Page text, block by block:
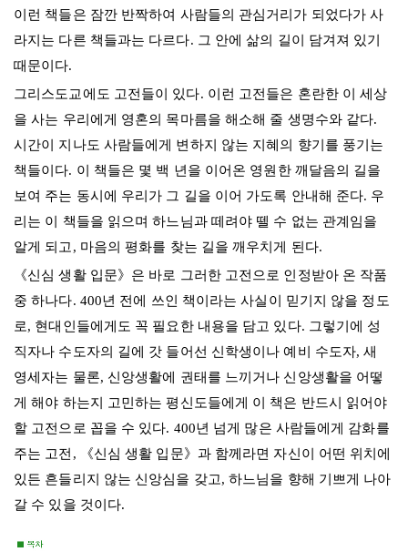
이런 책들은 잠깐 반짝하여 사람들의 관심거리가 되었다가 사
라지는 다른 책들과는 다르다. 그 안에 삶의 길이 담겨져 있기
때문이다.
그리스도교에도 고전들이 있다. 이런 고전들은 혼란한 이 세상
을 사는 우리에게 영혼의 목마름을 해소해 줄 생명수와 같다.
시간이 지나도 사람들에게 변하지 않는 지혜의 향기를 풍기는
책들이다. 이 책들은 몇 백 년을 이어온 영원한 깨달음의 길을
보여 주는 동시에 우리가 그 길을 이어 가도록 안내해 준다. 우
리는 이 책들을 읽으며 하느님과 떼려야 뗄 수 없는 관계임을
알게 되고, 마음의 평화를 찾는 길을 깨우치게 된다.
《신심 생활 입문》은 바로 그러한 고전으로 인정받아 온 작품
중 하나다. 400년 전에 쓰인 책이라는 사실이 믿기지 않을 정도
로, 현대인들에게도 꼭 필요한 내용을 담고 있다. 그렇기에 성
직자나 수도자의 길에 갓 들어선 신학생이나 예비 수도자, 새
영세자는 물론, 신앙생활에 권태를 느끼거나 신앙생활을 어떻
게 해야 하는지 고민하는 평신도들에게 이 책은 반드시 읽어야
할 고전으로 꼽을 수 있다. 400년 넘게 많은 사람들에게 감화를
주는 고전, 《신심 생활 입문》과 함께라면 자신이 어떤 위치에
있든 흔들리지 않는 신앙심을 갖고, 하느님을 향해 기쁘게 나아
갈 수 있을 것이다.